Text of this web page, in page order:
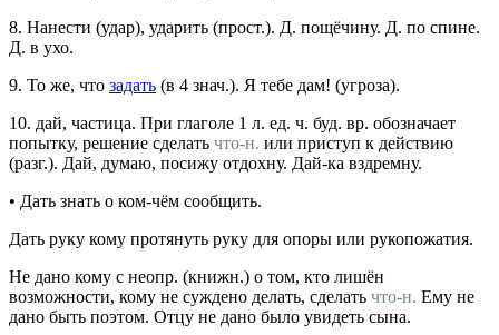
8. Нанести (удар), ударить (прост.). Д. пощёчину. Д. по спине.
Д. в ухо.
9. То же, что задать (в 4 знач.). Я тебе дам! (угроза).
10. дай, частица. При глаголе 1 л. ед. ч. буд. вр. обозначает
попытку, решение сделать что-н. или приступ к действию
(разг.). Дай, думаю, посижу отдохну. Дай-ка вздремну.
• Дать знать о ком-чём сообщить.
Дать руку кому протянуть руку для опоры или рукопожатия.
Не дано кому с неопр. (книжн.) о том, кто лишён
возможности, кому не суждено делать, сделать что-н. Ему не
дано быть поэтом. Отцу не дано было увидеть сына.